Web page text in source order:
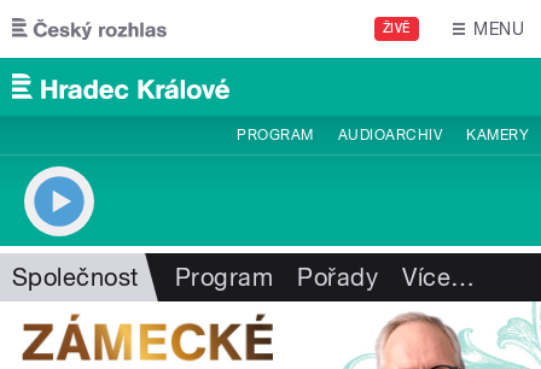
Přejít k hlavnímu obsahu
ŽIVĚ MENU
PROGRAM AUDIOARCHIV KAMERY
Společnost Program Pořady Více…